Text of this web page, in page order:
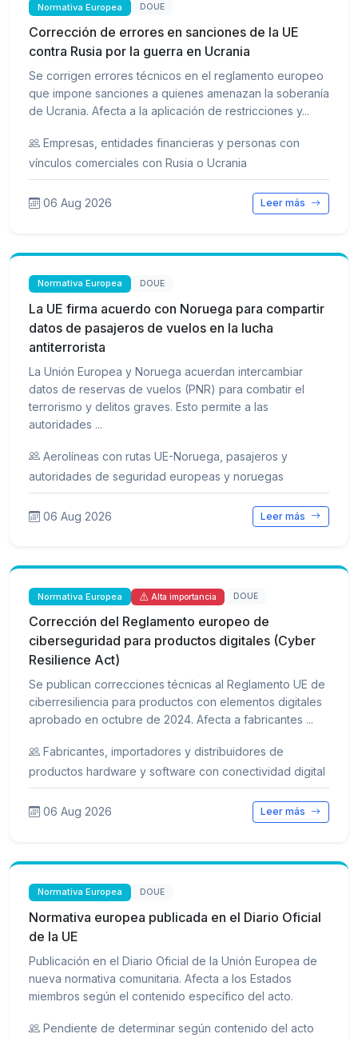
Normativa Europea DOUE
Corrección de errores en sanciones de la UE
contra Rusia por la guerra en Ucrania
Se corrigen errores técnicos en el reglamento europeo
que impone sanciones a quienes amenazan la soberanía
de Ucrania. Afecta a la aplicación de restricciones y...
Empresas, entidades financieras y personas con
vínculos comerciales con Rusia o Ucrania
06 Aug 2026 Leer más
Normativa Europea DOUE
La UE firma acuerdo con Noruega para compartir
datos de pasajeros de vuelos en la lucha
antiterrorista
La Unión Europea y Noruega acuerdan intercambiar
datos de reservas de vuelos (PNR) para combatir el
terrorismo y delitos graves. Esto permite a las
autoridades ...
Aerolíneas con rutas UE-Noruega, pasajeros y
autoridades de seguridad europeas y noruegas
06 Aug 2026 Leer más
Normativa Europea Alta importancia DOUE
Corrección del Reglamento europeo de
ciberseguridad para productos digitales (Cyber
Resilience Act)
Se publican correcciones técnicas al Reglamento UE de
ciberresiliencia para productos con elementos digitales
aprobado en octubre de 2024. Afecta a fabricantes ...
Fabricantes, importadores y distribuidores de
productos hardware y software con conectividad digital
06 Aug 2026 Leer más
Normativa Europea DOUE
Normativa europea publicada en el Diario Oficial
de la UE
Publicación en el Diario Oficial de la Unión Europea de
nueva normativa comunitaria. Afecta a los Estados
miembros según el contenido específico del acto.
Pendiente de determinar según contenido del acto